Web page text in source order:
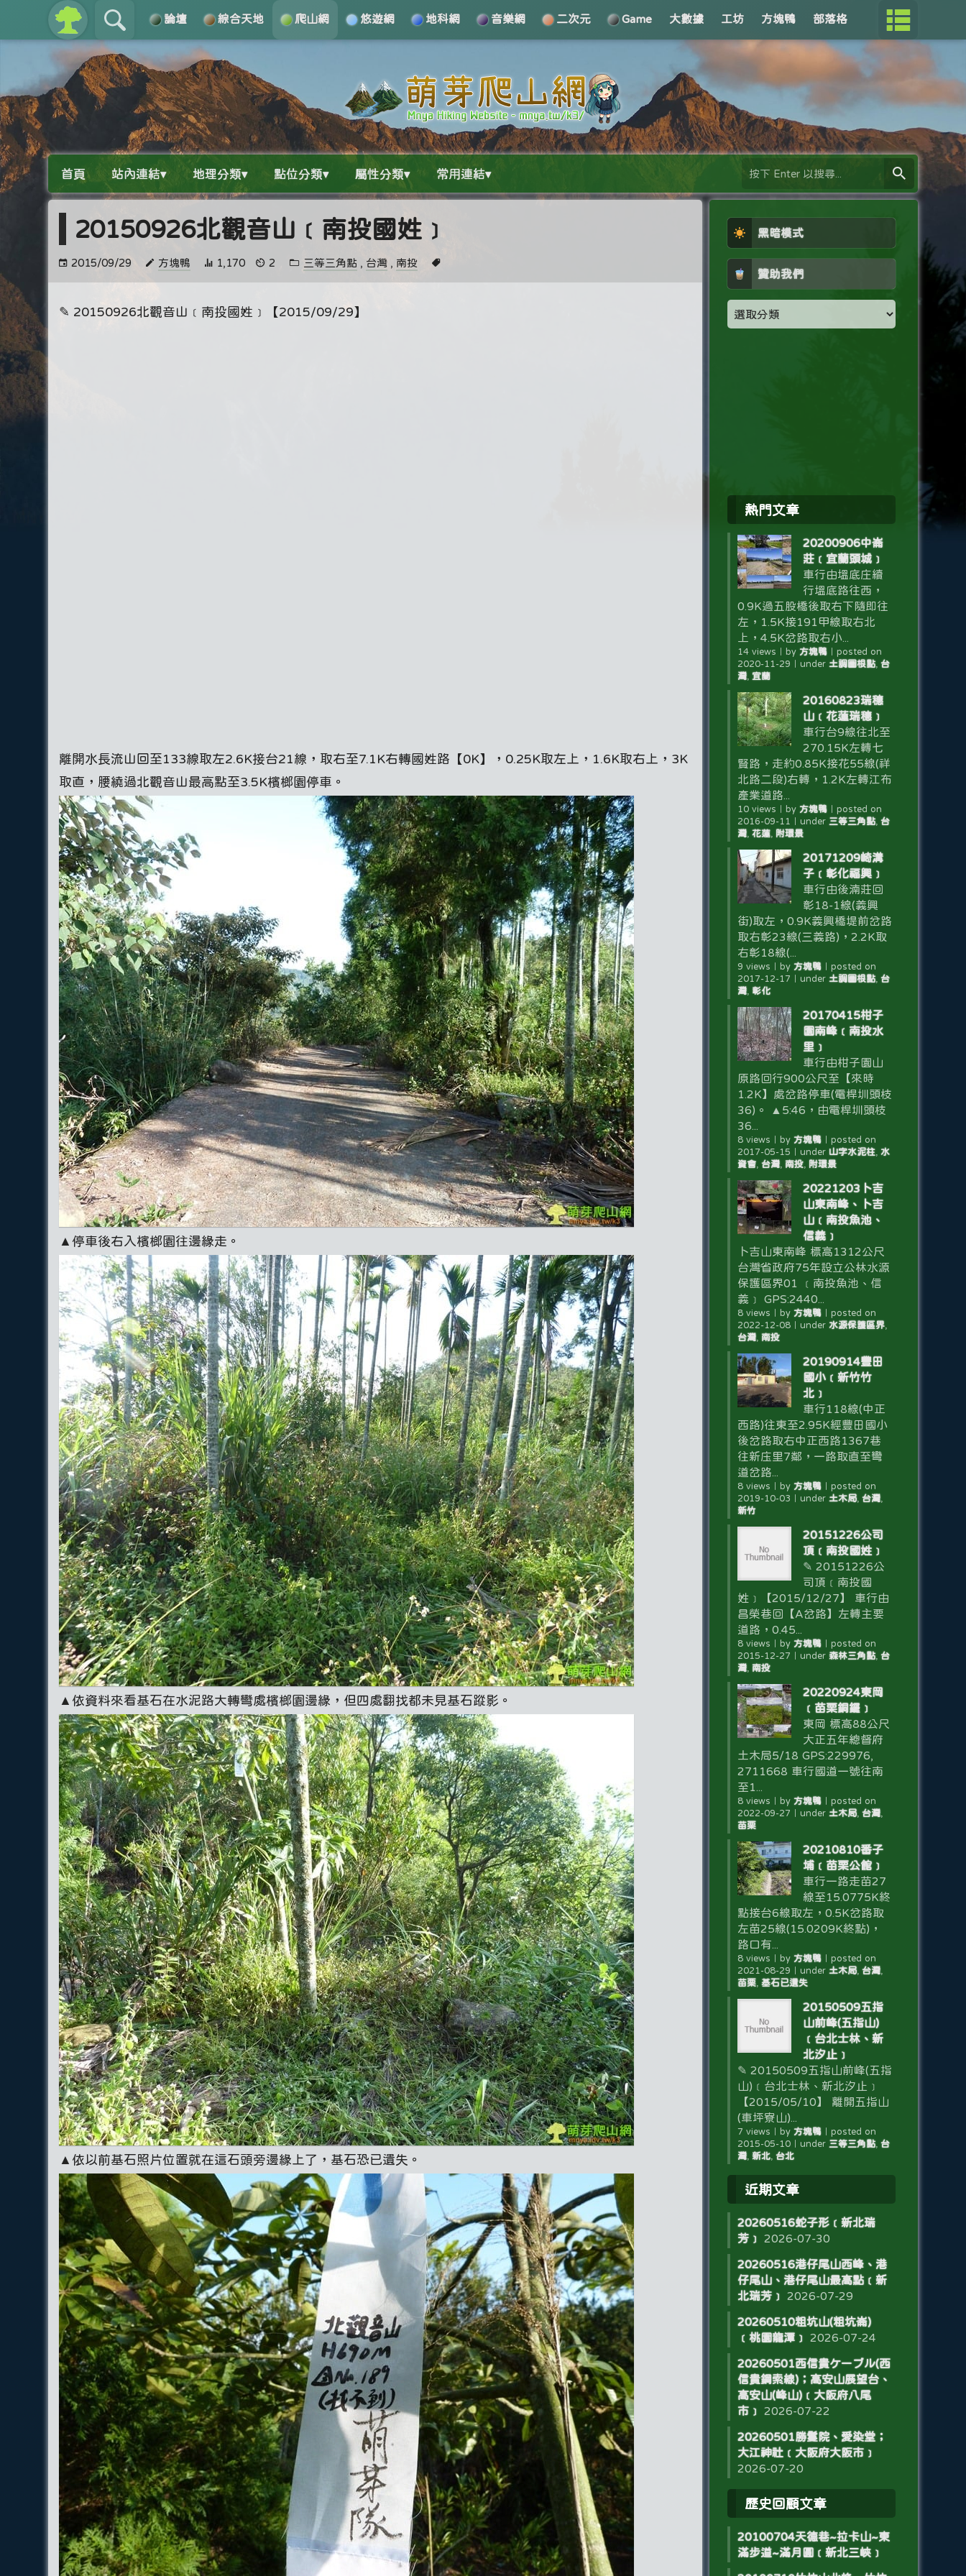
論壇 綜合天地 爬山網 悠遊網 地科網 音樂網 二次元 Game 大數據 工坊 方塊鴨 部落格
關於 導覽
首頁 站內連結▾ 地理分類▾ 點位分類▾ 屬性分類▾ 常用連結▾
20150926北觀音山﹝南投國姓﹞
2015/09/29 方塊鴨 1,170 2 三等三角點 , 台灣 , 南投
✎ 20150926北觀音山﹝南投國姓﹞【2015/09/29】
離開水長流山回至133線取左2.6K接台21線，取右至7.1K右轉國姓路【0K】，0.25K取左上，1.6K取右上，3K
取直，腰繞過北觀音山最高點至3.5K檳榔園停車。
▲停車後右入檳榔園往邊緣走。
▲依資料來看基石在水泥路大轉彎處檳榔園邊緣，但四處翻找都未見基石蹤影。
▲依以前基石照片位置就在這石頭旁邊緣上了，基石恐已遺失。
黑暗模式
贊助我們
熱門文章
20200906中崙
莊﹝宜蘭頭城﹞
車行由塭底庄續
行塭底路往西，
0.9K過五股橋後取右下隨即往
左，1.5K接191甲線取右北
上，4.5K岔路取右小...
14 views by 方塊鴨｜ posted on
2020-11-29
under 土調圖根點, 台
灣, 宜蘭
20160823瑞穗
山﹝花蓮瑞穗﹞
車行台9線往北至
270.15K左轉七
賢路，走約0.85K接花55線(祥
北路二段)右轉，1.2K左轉江布
產業道路...
10 views by 方塊鴨｜ posted on
2016-09-11
under 三等三角點, 台
灣, 花蓮, 附環景
20171209崎溝
子﹝彰化福興﹞
車行由後湳莊回
彰18-1線(義興
街)取左，0.9K義興橋堤前岔路
取右彰23線(三義路)，2.2K取
右彰18線(...
9 views by 方塊鴨｜ posted on
2017-12-17
under 土調圖根點, 台
灣, 彰化
20170415柑子
園南峰﹝南投水
里﹞
車行由柑子園山
原路回行900公尺至【來時
1.2K】處岔路停車(電桿圳頭枝
36)。 ▲5:46，由電桿圳頭枝
36...
8 views by 方塊鴨｜ posted on
2017-05-15
under 山字水泥柱, 水
資會, 台灣, 南投, 附環景
20221203卜吉
山東南峰、卜吉
山﹝南投魚池、
信義﹞
卜吉山東南峰 標高1312公尺
台灣省政府75年設立公林水源
保護區界01 ﹝南投魚池、信
義﹞ GPS:2440...
8 views by 方塊鴨｜ posted on
2022-12-08｜ under 水源保護區界,
台灣, 南投
20190914豐田
國小﹝新竹竹
北﹞
車行118線(中正
西路)往東至2.95K經豐田國小
後岔路取右中正西路1367巷
往新庒里7鄰，一路取直至彎
道岔路...
8 views by 方塊鴨｜ posted on
2019-10-03
under 土木局, 台灣,
新竹
20151226公司
頂﹝南投國姓﹞
✎ 20151226公
司頂﹝南投國
姓﹞【2015/12/27】 車行由
昌榮巷回【A岔路】左轉主要
道路，0.45...
8 views by 方塊鴨｜ posted on
2015-12-27
under 森林三角點, 台
灣, 南投
20220924東岡
﹝苗栗銅鑼﹞
東岡 標高88公尺
大正五年總督府
土木局5/18 GPS:229976,
2711668 車行國道一號往南
至1...
8 views by 方塊鴨｜ posted on
2022-09-27
under 土木局, 台灣,
苗栗
20210810番子
埔﹝苗栗公館﹞
車行一路走苗27
線至15.0775K終
點接台6線取左，0.5K岔路取
左苗25線(15.0209K終點)，
路口有...
8 views by 方塊鴨｜ posted on
2021-08-29
under 土木局, 台灣,
苗栗, 基石已遺失
20150509五指
山前峰(五指山)
﹝台北士林、新
北汐止﹞
✎ 20150509五指山前峰(五指
山)﹝台北士林、新北汐止﹞
【2015/05/10】 離開五指山
(車坪寮山)...
7 views by 方塊鴨｜ posted on
2015-05-10｜ under 三等三角點, 台
灣, 新北, 台北
近期文章
20260516蛇子形﹝新北瑞
芳﹞
2026-07-30
20260516港仔尾山西峰、港
仔尾山、港仔尾山最高點﹝新
北瑞芳﹞
2026-07-29
20260510粗坑山(粗坑崙)
﹝桃園龍潭﹞
2026-07-24
20260501西信貴ケーブル(西
信貴鋼索線)；高安山展望台、
高安山(峰山)﹝大阪府八尾
市﹞
2026-07-22
20260501勝鬘院、愛染堂；
大江神社﹝大阪府大阪市﹞
2026-07-20
歷史回顧文章
20100704天德巷~拉卡山~東
滿步道~滿月圓﹝新北三峽﹞